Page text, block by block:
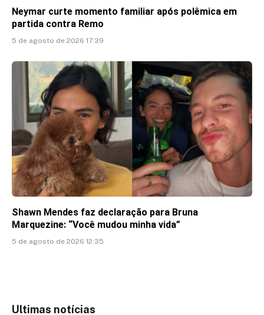
Neymar curte momento familiar após polêmica em
partida contra Remo
5 de agosto de 2026 17:39
Shawn Mendes faz declaração para Bruna
Marquezine: “Você mudou minha vida”
5 de agosto de 2026 12:35
Ultimas notícias